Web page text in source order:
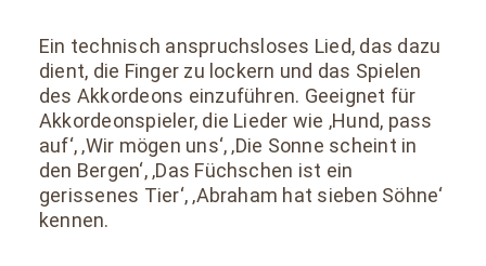
Ein technisch anspruchsloses Lied, das dazu
dient, die Finger zu lockern und das Spielen
des Akkordeons einzuführen. Geeignet für
Akkordeonspieler, die Lieder wie ‚Hund, pass
auf‘, ‚Wir mögen uns‘, ‚Die Sonne scheint in
den Bergen‘, ‚Das Füchschen ist ein
gerissenes Tier‘, ‚Abraham hat sieben Söhne‘
kennen.